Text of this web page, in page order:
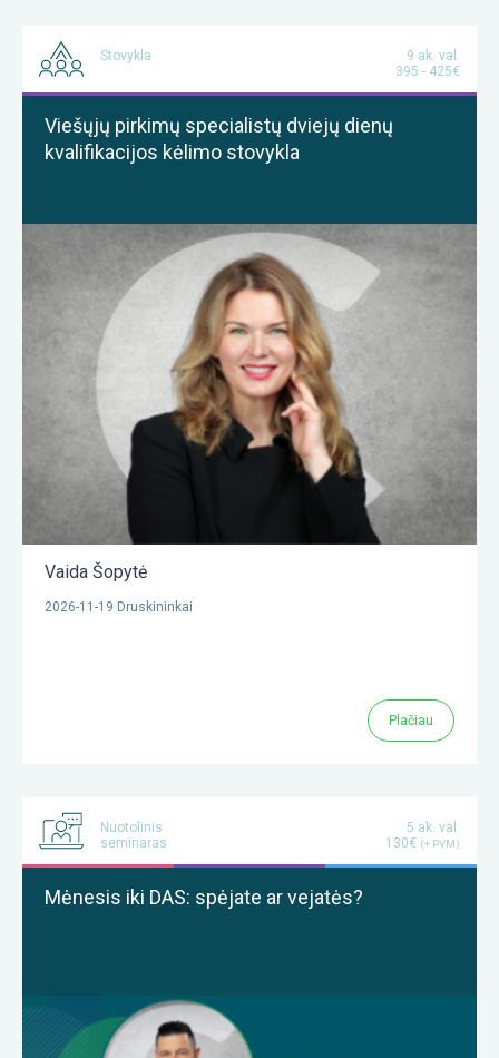
Stovykla
9 ak. val.
395 - 425€
Viešųjų pirkimų specialistų dviejų dienų
kvalifikacijos kėlimo stovykla
Vaida Šopytė
2026-11-19 Druskininkai
Plačiau
Nuotolinis
seminaras
5 ak. val.
130€ (+ PVM)
Mėnesis iki DAS: spėjate ar vejatės?